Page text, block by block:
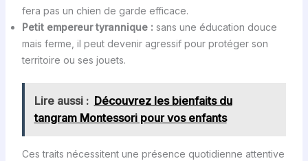
fera pas un chien de garde efficace.
Petit empereur tyrannique : sans une éducation douce
mais ferme, il peut devenir agressif pour protéger son
territoire ou ses jouets.
Lire aussi : Découvrez les bienfaits du
tangram Montessori pour vos enfants
Ces traits nécessitent une présence quotidienne attentive